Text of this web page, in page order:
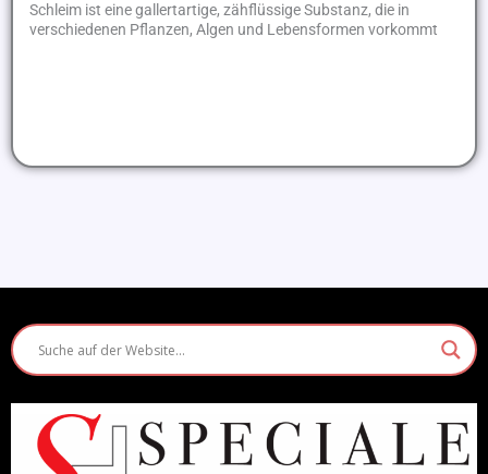
Schleim ist eine gallertartige, zähflüssige Substanz, die in
verschiedenen Pflanzen, Algen und Lebensformen vorkommt